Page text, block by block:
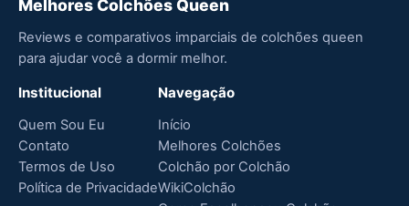
Melhores Colchões Queen
Reviews e comparativos imparciais de colchões queen
para ajudar você a dormir melhor.
Institucional
Quem Sou Eu
Contato
Termos de Uso
Política de Privacidade
Navegação
Início
Melhores Colchões
Colchão por Colchão
WikiColchão